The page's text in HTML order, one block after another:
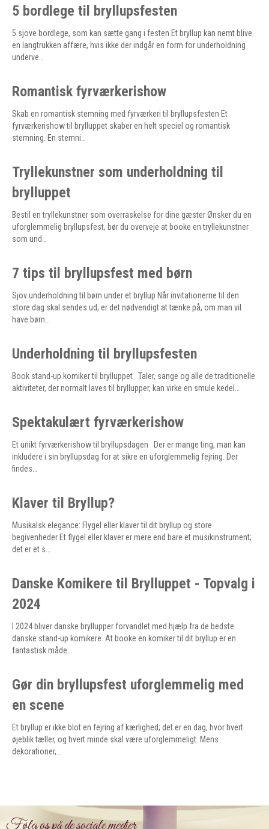
5 bordlege til bryllupsfesten
5 sjove bordlege, som kan sætte gang i festen Et bryllup kan nemt blive
en langtrukken affære, hvis ikke der indgår en form for underholdning
underve…
Romantisk fyrværkerishow
Skab en romantisk stemning med fyrværkeri til bryllupsfesten Et
fyrværkerishow til brylluppet skaber en helt speciel og romantisk
stemning. En stemni…
Tryllekunstner som underholdning til
brylluppet
Bestil en tryllekunstner som overraskelse for dine gæster Ønsker du en
uforglemmelig bryllupsfest, bør du overveje at booke en tryllekunstner
som und…
7 tips til bryllupsfest med børn
Sjov underholdning til børn under et bryllup Når invitationerne til den
store dag skal sendes ud, er det nødvendigt at tænke på, om man vil
have børn…
Underholdning til bryllupsfesten
Book stand-up komiker til brylluppet Taler, sange og alle de traditionelle
aktiviteter, der normalt laves til bryllupper, kan virke en smule kedel…
Spektakulært fyrværkerishow
Et unikt fyrværkerishow til bryllupsdagen Der er mange ting, man kan
inkludere i sin bryllupsdag for at sikre en uforglemmelig fejring. Der
findes…
Klaver til Bryllup?
Musikalsk elegance: Flygel eller klaver til dit bryllup og store
begivenheder Et flygel eller klaver er mere end bare et musikinstrument;
det er et s…
Danske Komikere til Brylluppet - Topvalg i
2024
I 2024 bliver danske bryllupper forvandlet med hjælp fra de bedste
danske stand-up komikere. At booke en komiker til dit bryllup er en
fantastisk måde…
Gør din bryllupsfest uforglemmelig med
en scene
Et bryllup er ikke blot en fejring af kærlighed; det er en dag, hvor hvert
øjeblik tæller, og hvert minde skal være uforglemmeligt. Mens
dekorationer,…